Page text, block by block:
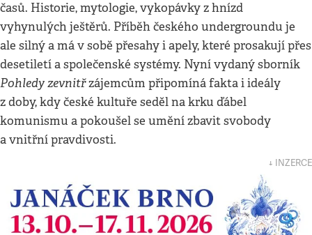
časů. Historie, mytologie, vykopávky z hnízd
vyhynulých ještěrů. Příběh českého undergroundu je
ale silný a má v sobě přesahy i apely, které prosakují přes
desetiletí a společenské systémy. Nyní vydaný sborník
Pohledy zevnitřzájemcům připomíná fakta i ideály
z doby, kdy české kultuře seděl na krku ďábel
komunismu a pokoušel se umění zbavit svobody
a vnitřní pravdivosti.
↓ INZERCE